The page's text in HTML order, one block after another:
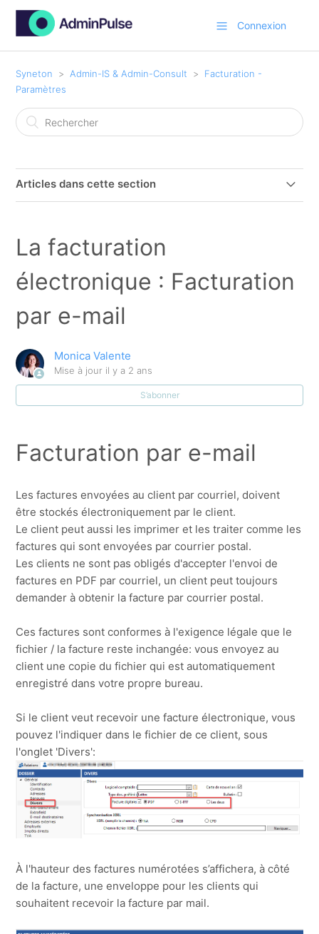
Connexion
Syneton Admin-IS & Admin-Consult
Facturation -
Paramètres
Articles dans cette section
Configuration du planning de facturation (dossier)
Configuration des paramètres de facturation (dossier)
L'indexation des prix
Comment exporter mon facture lay-out
Détermination du grand-livre comptable en cas
La facturation électronique : E-FFF / UBL
La facturation électronique : Facturation par e-mail
Comment importer les fichiers de disposition pour
facture et annexe ?
FAQ : Comment facturer des prestations à un autre
client (Admin-Consult) ?
Afficher plus
La facturation
électronique : Facturation
par e-mail
Monica Valente
Mise à jour il y a 2 ans
S’abonner
Facturation par e-mail
Les factures envoyées au client par courriel, doivent
être stockés électroniquement par le client.
Le client peut aussi les imprimer et les traiter comme les
factures qui sont envoyées par courrier postal.
Les clients ne sont pas obligés d'accepter l'envoi de
factures en PDF par courriel, un client peut toujours
demander à obtenir la facture par courrier postal.
Ces factures sont conformes à l'exigence légale que le
fichier / la facture reste inchangée: vous envoyez au
client une copie du fichier qui est automatiquement
enregistré dans votre propre bureau.
Si le client veut recevoir une facture électronique, vous
pouvez l'indiquer dans le fichier de ce client, sous
l'onglet 'Divers':
À l'hauteur des factures numérotées s’affichera, à côté
de la facture, une enveloppe pour les clients qui
souhaitent recevoir la facture par mail.